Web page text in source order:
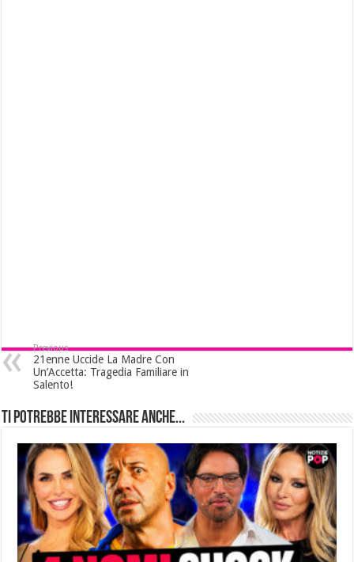
Previous
21enne Uccide La Madre Con
Un’Accetta: Tragedia Familiare in
Salento!
Ti potrebbe interessare anche...